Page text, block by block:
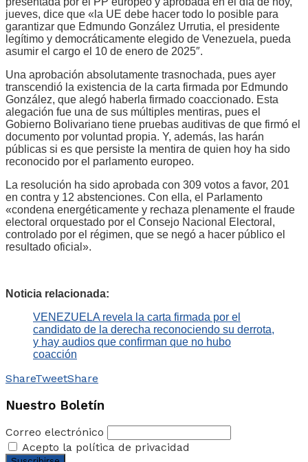
jueves, dice que «la UE debe hacer todo lo posible para
garantizar que Edmundo González Urrutia, el presidente
legítimo y democráticamente elegido de Venezuela, pueda
asumir el cargo el 10 de enero de 2025″.
Una aprobación absolutamente trasnochada, pues ayer
transcendió la existencia de la carta firmada por Edmundo
González, que alegó haberla firmado coaccionado. Esta
alegación fue una de sus múltiples mentiras, pues el
Gobierno Bolivariano tiene pruebas auditivas de que firmó el
documento por voluntad propia. Y, además, las harán
públicas si es que persiste la mentira de quien hoy ha sido
reconocido por el parlamento europeo.
La resolución ha sido aprobada con 309 votos a favor, 201
en contra y 12 abstenciones. Con ella, el Parlamento
«condena energéticamente y rechaza plenamente el fraude
electoral orquestado por el Consejo Nacional Electoral,
controlado por el régimen, que se negó a hacer público el
resultado oficial».
Noticia relacionada:
VENEZUELA revela la carta firmada por el
candidato de la derecha reconociendo su derrota,
y hay audios que confirman que no hubo
coacción
ShareTweetShare
Nuestro Boletín
Correo electrónico
Acepto la política de privacidad